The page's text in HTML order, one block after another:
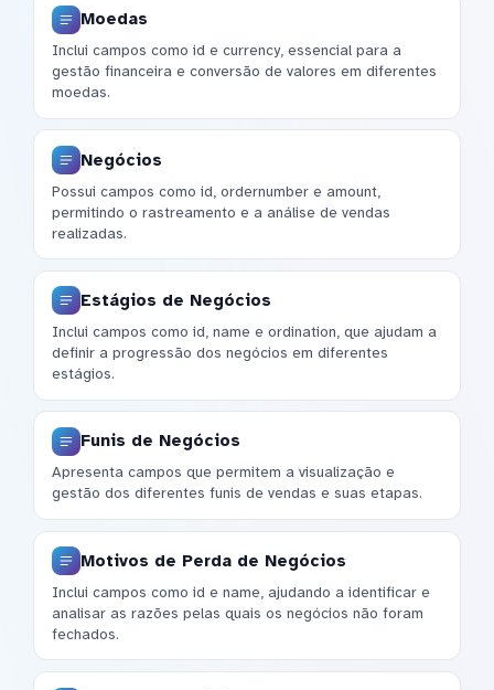
Moedas
Inclui campos como id e currency, essencial para a
gestão financeira e conversão de valores em diferentes
moedas.
Negócios
Possui campos como id, ordernumber e amount,
permitindo o rastreamento e a análise de vendas
realizadas.
Estágios de Negócios
Inclui campos como id, name e ordination, que ajudam a
definir a progressão dos negócios em diferentes
estágios.
Funis de Negócios
Apresenta campos que permitem a visualização e
gestão dos diferentes funis de vendas e suas etapas.
Motivos de Perda de Negócios
Inclui campos como id e name, ajudando a identificar e
analisar as razões pelas quais os negócios não foram
fechados.